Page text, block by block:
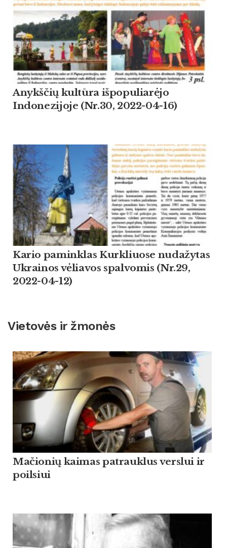
Anykščių kultūra išpopuliarėjo
Indonezijoje (Nr.30, 2022-04-16)
Kario paminklas Kurkliuose nudažytas
Ukrainos vėliavos spalvomis (Nr.29,
2022-04-12)
Vietovės ir žmonės
Mačionių kaimas patrauklus verslui ir
poilsiui